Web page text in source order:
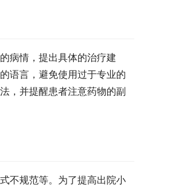
病情，提出具体的治疗建
语言，避免使用过于专业的
，并提醒患者注意药物的副
不规范等。为了提高出院小